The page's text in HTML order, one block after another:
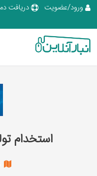
ورود/عضویت
دریافت
استخدام